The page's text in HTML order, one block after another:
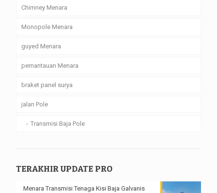
Chimney Menara
Monopole Menara
guyed Menara
pemantauan Menara
braket panel surya
jalan Pole
Transmisi Baja Pole
TERAKHIR UPDATE PRO
Menara Transmisi Tenaga Kisi Baja Galvanis